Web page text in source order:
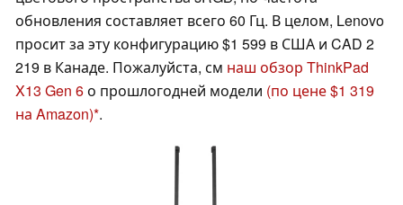
обновления составляет всего 60 Гц. В целом, Lenovo
просит за эту конфигурацию $1 599 в США и CAD 2
219 в Канаде. Пожалуйста, см наш обзор ThinkPad
X13 Gen 6о прошлогодней модели (по цене $1 319
на Amazon) .